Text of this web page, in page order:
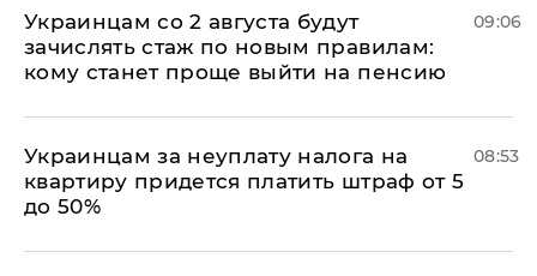
Украинцам со 2 августа будут
зачислять стаж по новым правилам:
кому станет проще выйти на пенсию
09:06
Украинцам за неуплату налога на
квартиру придется платить штраф от 5
до 50%
08:53